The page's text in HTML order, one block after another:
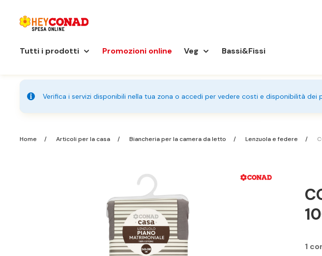
Tutti i prodotti Promozioni online Veg Bassi&Fissi
Verifica i servizi disponibili nella tua zona o accedi per vedere costi e disponibilità dei
Home Articoli per la casa Biancheria per la camera da letto Lenzuola e federe
1